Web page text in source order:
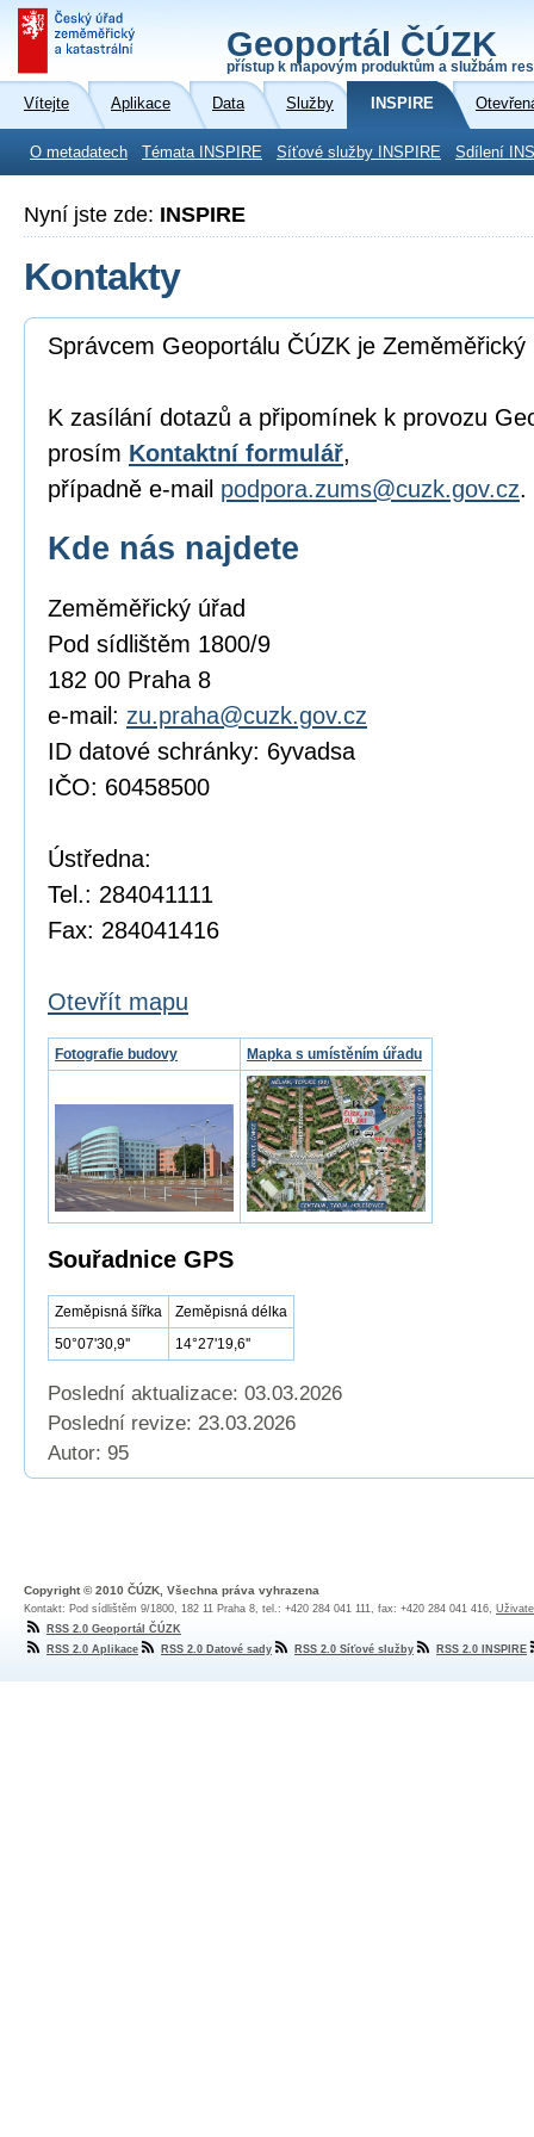
Geoportál ČÚZK
přístup k mapovým produktům a službám
Vítejte Aplikace Data Služby INSPIRE
O metadatech Témata INSPIRE Síťové služby INSPIRE Sdílení
Nyní jste zde: INSPIRE
Kontakty
Správcem Geoportálu ČÚZK je Zeměměřický
K zasílání dotazů a připomínek k provozu
prosím Kontaktní formulář,
případně e-mail podpora.zums@cuzk.gov.cz.
Kde nás najdete
Zeměměřický úřad
Pod sídlištěm 1800/9
182 00 Praha 8
e-mail: zu.praha@cuzk.gov.cz
ID datové schránky: 6yvadsa
IČO: 60458500
Ústředna:
Tel.: 284041111
Fax: 284041416
Otevřít mapu
Fotografie budovy Mapka s umístěním úřadu
Souřadnice GPS
Zeměpisná šířka
Zeměpisná délka
50°07'30,9''
14°27'19,6''
Poslední aktualizace: 03.03.2026
Poslední revize: 23.03.2026
Autor: 95
Copyright © 2010 ČÚZK, Všechna práva vyhrazena
Kontakt: Pod sídlištěm 9/1800, 182 11 Praha 8, tel.: +420 284 041 111, fax: +420 284 041 416,
RSS 2.0 Geoportál ČÚZK
RSS 2.0 Aplikace
RSS 2.0 Datové sady RSS 2.0 Síťové služby RSS 2.0 INSPIRE